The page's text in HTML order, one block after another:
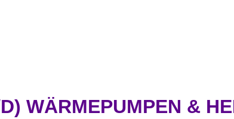
WÄRMEPUMPEN &